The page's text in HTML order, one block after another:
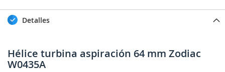
Detalles
Hélice turbina aspiración 64 mm Zodiac
W0435A